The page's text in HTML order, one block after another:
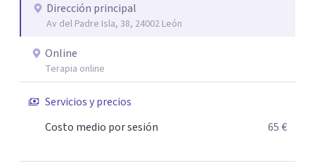
Dirección principal
Av del Padre Isla, 38, 24002 León
Online
Terapia online
Servicios y precios
Costo medio por sesión
65 €